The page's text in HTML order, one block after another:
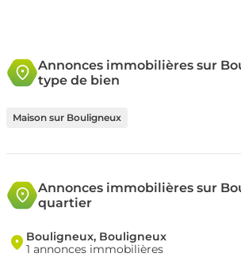
Annonces immobilières sur
type de bien
Maison sur Bouligneux
Annonces immobilières sur
quartier
Bouligneux, Bouligneux
1 annonces immobilières